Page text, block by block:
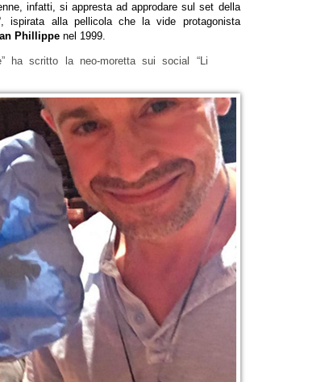
infatti, si appresta ad approdare sul set della
ispirata alla pellicola che la vide protagonista
Phillippenel 1999.
ha scritto la neo-moretta sui social “Li